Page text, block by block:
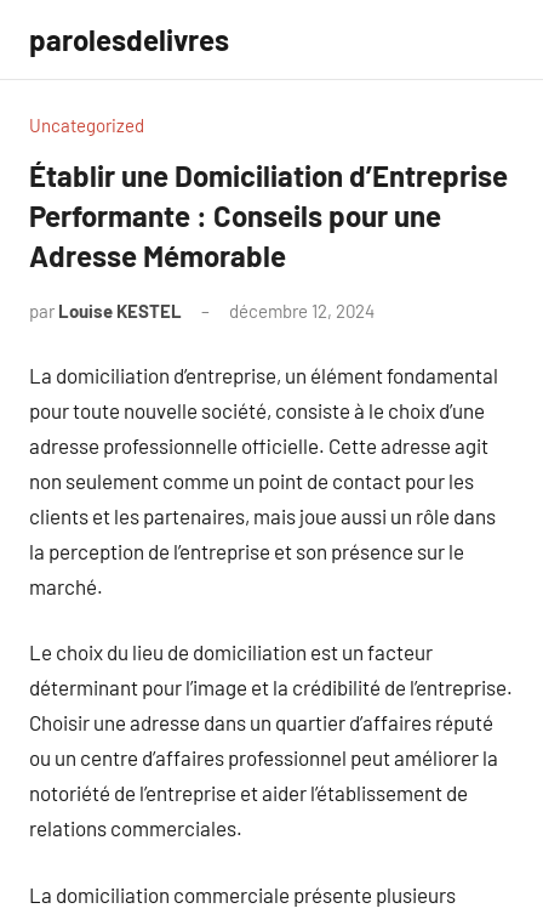
contenu
parolesdelivres
Uncategorized
Établir une Domiciliation d’Entreprise
Performante : Conseils pour une
Adresse Mémorable
par Louise KESTEL décembre 12, 2024
La domiciliation d’entreprise, un élément fondamental
pour toute nouvelle société, consiste à le choix d’une
adresse professionnelle officielle. Cette adresse agit
non seulement comme un point de contact pour les
clients et les partenaires, mais joue aussi un rôle dans
la perception de l’entreprise et son présence sur le
marché.
Le choix du lieu de domiciliation est un facteur
déterminant pour l’image et la crédibilité de l’entreprise.
Choisir une adresse dans un quartier d’affaires réputé
ou un centre d’affaires professionnel peut améliorer la
notoriété de l’entreprise et aider l’établissement de
relations commerciales.
La domiciliation commerciale présente plusieurs